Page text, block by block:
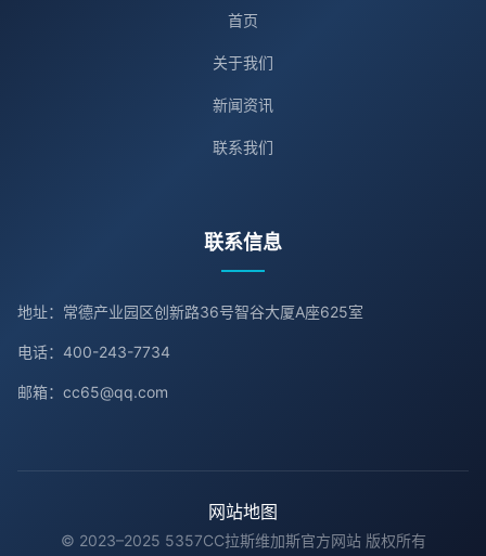
首页
关于我们
新闻资讯
联系我们
联系信息
地址：常德产业园区创新路36号智谷大厦A座625室
电话：400-243-7734
邮箱：cc65@qq.com
网站地图
© 2023–2025 5357CC拉斯维加斯官方网站 版权所有